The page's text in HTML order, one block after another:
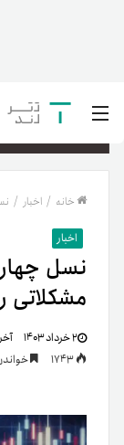
خانه / اخبار /
اخبار
نسل
مشکلاتی
۲ خرداد ۱۴۰۳
خواندن این